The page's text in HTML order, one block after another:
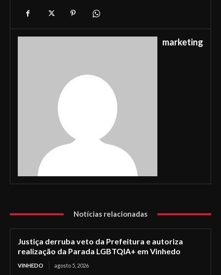
marketing
Notícias relacionadas
Justiça derruba veto da Prefeitura e autoriza
realização da Parada LGBTQIA+ em Vinhedo
VINHEDO agosto 5, 2026